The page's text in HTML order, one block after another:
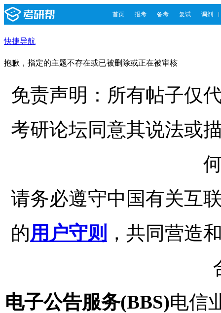
首页 报考 备考 复试 调剂
快捷导航
抱歉，指定的主题不存在或已被删除或正在被审核
免责声明：所有帖子仅
考研论坛同意其说法或
请务必遵守中国有关互
的用户守则 ，共同营造
电子公告服务(BBS)电信